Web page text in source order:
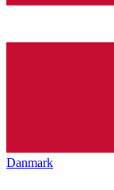
Danmark